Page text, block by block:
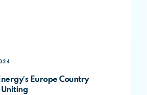
Europe Country